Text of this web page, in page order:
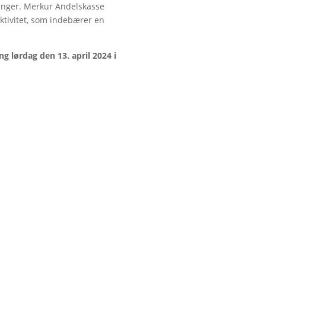
Merkur Andelskasse
som indebærer en
lørdag den 13. april 2024 i